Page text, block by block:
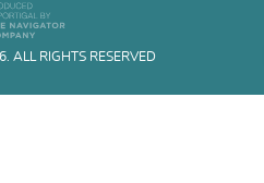
ALL RIGHTS RESERVED